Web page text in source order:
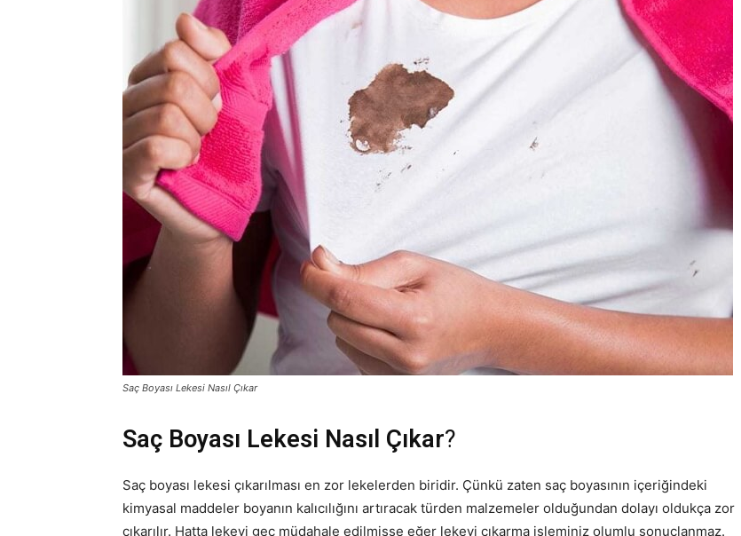
Saç Boyası Lekesi Nasıl Çıkar
Saç Boyası Lekesi Nasıl Çıkar?
Saç boyası lekesi çıkarılması en zor lekelerden biridir. Çünkü zaten saç boyasının içeriğindeki
kimyasal maddeler boyanın kalıcılığını artıracak türden malzemeler olduğundan dolayı oldukça zor
çıkarılır. Hatta lekeyi geç müdahale edilmişse eğer lekeyi çıkarma işleminiz olumlu sonuçlanmaz.